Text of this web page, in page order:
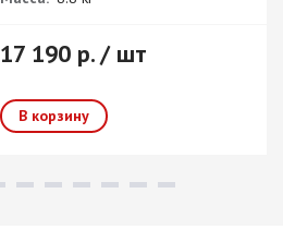
17 190 р. / шт